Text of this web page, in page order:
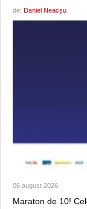
de: Daniel Neacșu
06 august 2026
Maraton de 10!